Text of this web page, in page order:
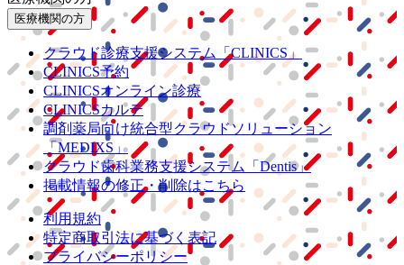
医療機関の方
クラウド診療支援システム
「CLINICS」
CLINICS予約
CLINICSオンライン診療
CLINICSカルテ
調剤薬局向け統合型クラウドソリューション
「MEDIXS」
クラウド歯科業務支援システム
「Dentis」
掲載情報の修正・削除はこちら
利用規約
特定商取引法に基づく表記
プライバシーポリシー